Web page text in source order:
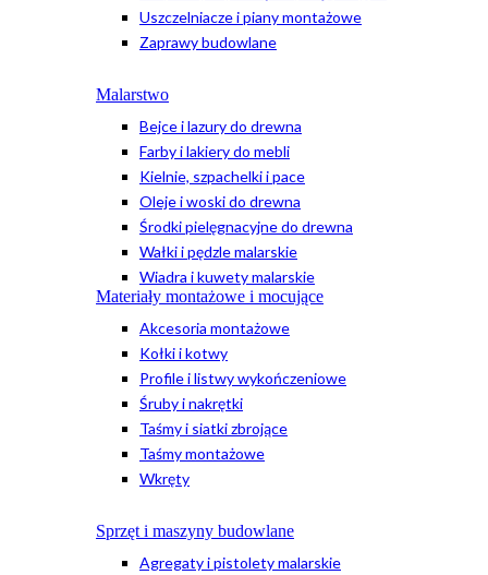
Uszczelniacze i piany montażowe
Zaprawy budowlane
Malarstwo
Bejce i lazury do drewna
Farby i lakiery do mebli
Kielnie, szpachelki i pace
Oleje i woski do drewna
Środki pielęgnacyjne do drewna
Wałki i pędzle malarskie
Wiadra i kuwety malarskie
Materiały montażowe i mocujące
Akcesoria montażowe
Kołki i kotwy
Profile i listwy wykończeniowe
Śruby i nakrętki
Taśmy i siatki zbrojące
Taśmy montażowe
Wkręty
Sprzęt i maszyny budowlane
Agregaty i pistolety malarskie